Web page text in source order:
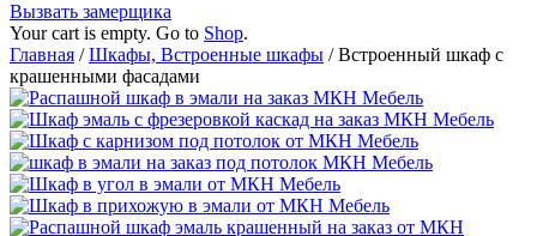
Вызвать замерщика
Your cart is empty. Go to Shop.
Главная /Шкафы, Встроенные шкафы / Встроенный шкаф с
крашенными фасадами